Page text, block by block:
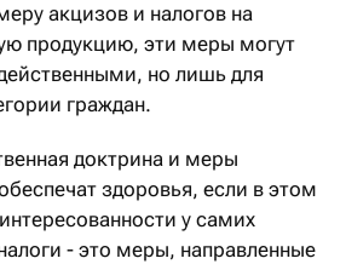
акцизов и налогов на
продукцию, эти меры могут
но лишь для
граждан.
доктрина и меры
здоровья, если в этом
у самих
- это меры, направленные